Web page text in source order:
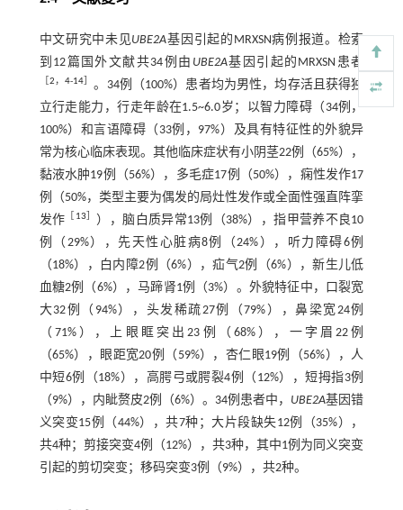
中文研究中未见UBE2A基因引起的MRXSN病例报道。检索
到12篇国外文献共34例由 UBE2A基因引起的MRXSN患者
2，4-14
。34例（100%）患者均为男性，均存活且获得独
立行走能力，行走年龄在1.5~6.0岁；以智力障碍（34例，
100%）和言语障碍（33例，97%）及具有特征性的外貌异
常为核心临床表现。其他临床症状有小阴茎22例（65%），
黏液水肿19例（56%），多毛症17例（50%），痫性发作17
例（50%，类型主要为偶发的局灶性发作或全面性强直阵挛
发作
13
），脑白质异常13例（38%），指甲营养不良10
例（29%），先天性心脏病8例（24%），听力障碍6例
（18%），白内障2例（6%），疝气2例（6%），新生儿低
血糖2例（6%），马蹄肾1例（3%）。外貌特征中，口裂宽
大32例（94%），头发稀疏27例（79%），鼻梁宽24例
（71%），上眼眶突出23例（68%），一字眉22例
（65%），眼距宽20例（59%），杏仁眼19例（56%），人
中短6例（18%），高腭弓或腭裂4例（12%），短拇指3例
（9%），内眦赘皮2例（6%）。34例患者中， UBE2A基因错
义突变15例（44%），共7种；大片段缺失12例（35%），
共4种；剪接突变4例（12%），共3种，其中1例为同义突变
引起的剪切突变；移码突变3例（9%），共2种。